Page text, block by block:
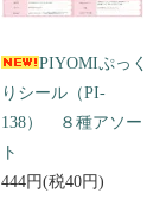
PIYOMIぷっく
りシール（PI-
138） ８種アソー
ト
444円(税40円)